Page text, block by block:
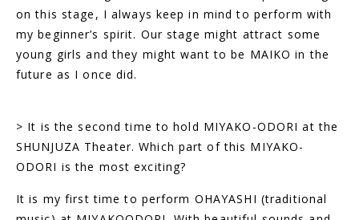
on this stage, I always keep in mind to perform with
my beginner’s spirit. Our stage might attract some
young girls and they might want to be MAIKO in the
future as I once did.
> It is the second time to hold MIYAKO-ODORI at the
SHUNJUZA Theater.Which part of this MIYAKO-
ODORI is the most exciting?
It is my first time to perform OHAYASHI (traditional